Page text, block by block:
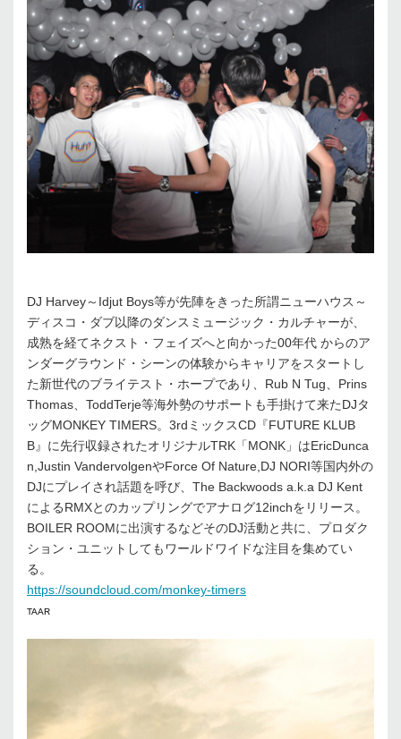
DJ Harvey～Idjut Boys等が先陣をきった所謂ニューハウス～
ディスコ・ダブ以降のダンスミュージック・カルチャーが、
成熟を経てネクスト・フェイズへと向かった00年代 からのア
ンダーグラウンド・シーンの体験からキャリアをスタートし
た新世代のブライテスト・ホープであり、Rub N Tug、Prins
Thomas、ToddTerje等海外勢のサポートも手掛けて来たDJタ
ッグMONKEY TIMERS。3rdミックスCD『FUTURE KLUB
B』に先行収録されたオリジナルTRK「MONK」はEricDunca
n,Justin VandervolgenやForce Of Nature,DJ NORI等国内外の
DJにプレイされ話題を呼び、The Backwoods a.k.a DJ Kent
によるRMXとのカップリングでアナログ12inchをリリース。
BOILER ROOMに出演するなどそのDJ活動と共に、プロダク
ション・ユニットしてもワールドワイドな注目を集めてい
る。
https://soundcloud.com/monkey-timers
TAAR